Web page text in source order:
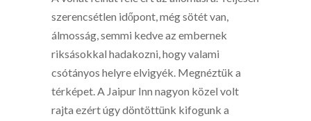
szerencsétlen időpont, még sötét van,
álmosság, semmi kedve az embernek
riksásokkal hadakozni, hogy valami
csótányos helyre elvigyék. Megnéztük a
térképet. A Jaipur Inn nagyon közel volt
rajta ezért úgy döntöttünk kifogunk a